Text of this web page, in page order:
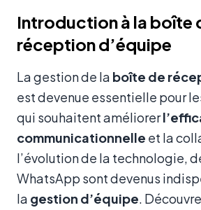
Introduction à la boîte
réception d’équipe
La gestion de la boîte de
est devenue essentielle pour
qui souhaitent améliorer
communicationnelle et la
l’évolution de la technologie,
WhatsApp sont devenus
la gestion d’équipe.